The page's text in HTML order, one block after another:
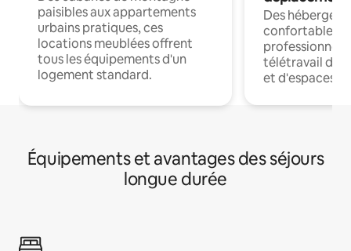
paisibles aux appartements
urbains pratiques, ces
locations meublées offrent
tous les équipements d'un
logement standard.
Des
confortables
professionnels
télétravail
et d'espaces
Équipements et avantages des séjours
longue durée